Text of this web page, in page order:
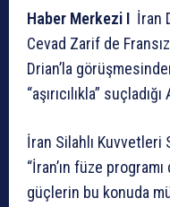
Haber Merkezi I İran
Cevad Zarif de
Drian’la
“aşırıcılıkla”
İran Silahlı
“İran’ın füze
güçlerin bu konuda